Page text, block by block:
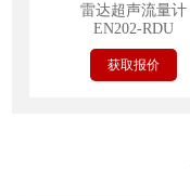
雷达超声流量计
EN202-RDU
获取报价